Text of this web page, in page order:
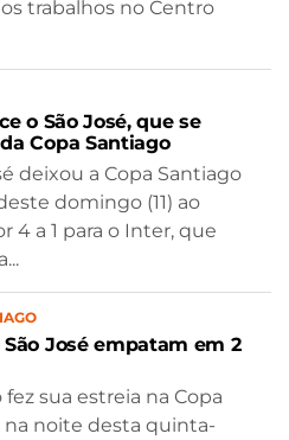
trabalhos no Centro
o São José, que se
Copa Santiago
deixou a Copa Santiago
domingo (11) ao
4 a 1 para o Inter, que
José empatam em 2
fez sua estreia na Copa
na noite desta quinta-